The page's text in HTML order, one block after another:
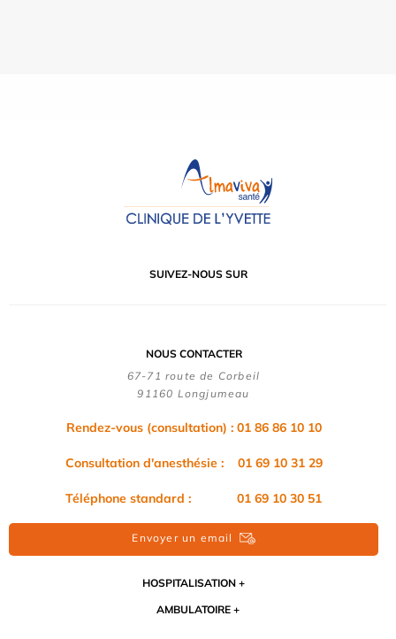
SUIVEZ-NOUS SUR
NOUS CONTACTER
67-71 route de Corbeil
91160 Longjumeau
Rendez-vous (consultation) : 01 86 86 10 10
Consultation d'anesthésie : 01 69 10 31 29
Téléphone standard : 01 69 10 30 51
Envoyer un email
HOSPITALISATION
AMBULATOIRE